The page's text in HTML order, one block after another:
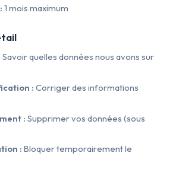
1 mois maximum
Savoir quelles données nous avons sur
: Corriger des informations
: Supprimer vos données (sous
: Bloquer temporairement le